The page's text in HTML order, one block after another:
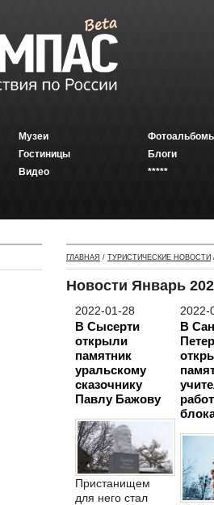
Музеи
Гостиницы
Видео
Блоги
*****
ГЛАВНАЯ / ТУРИСТИЧЕСКИЕ НОВОСТИ
Новости Январь
2022-01-28
В Сысерти
открыли
памятник
уральскому
сказочнику
Павлу Бажову
Пристанищем
для него стал
2022-
В